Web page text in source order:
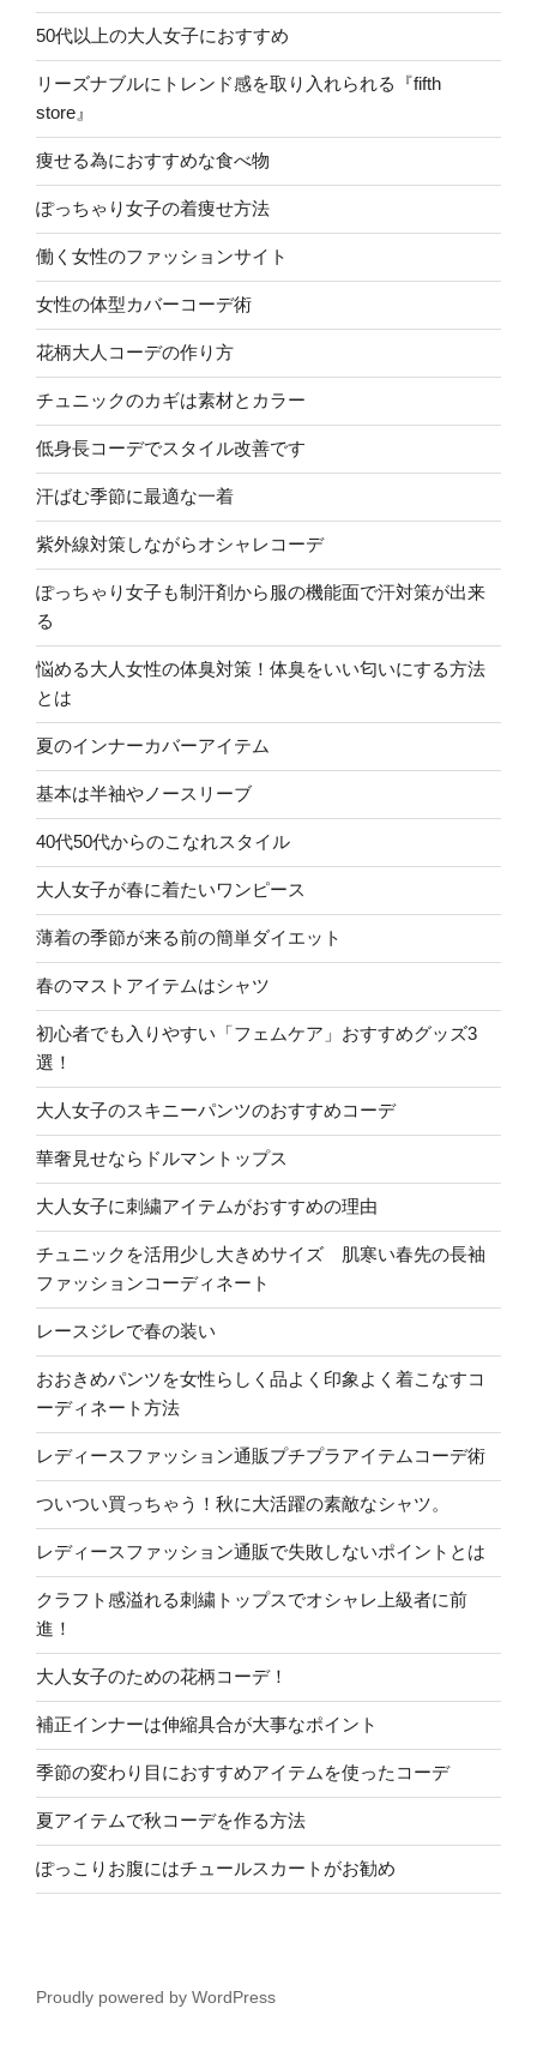
50代以上の大人女子におすすめ
リーズナブルにトレンド感を取り入れられる『fifth
store』
痩せる為におすすめな食べ物
ぽっちゃり女子の着痩せ方法
働く女性のファッションサイト
女性の体型カバーコーデ術
花柄大人コーデの作り方
チュニックのカギは素材とカラー
低身長コーデでスタイル改善です
汗ばむ季節に最適な一着
紫外線対策しながらオシャレコーデ
ぽっちゃり女子も制汗剤から服の機能面で汗対策が出来
る
悩める大人女性の体臭対策！体臭をいい匂いにする方法
とは
夏のインナーカバーアイテム
基本は半袖やノースリーブ
40代50代からのこなれスタイル
大人女子が春に着たいワンピース
薄着の季節が来る前の簡単ダイエット
春のマストアイテムはシャツ
初心者でも入りやすい「フェムケア」おすすめグッズ3
選！
大人女子のスキニーパンツのおすすめコーデ
華奢見せならドルマントップス
大人女子に刺繍アイテムがおすすめの理由
チュニックを活用少し大きめサイズ 肌寒い春先の長袖
ファッションコーディネート
レースジレで春の装い
おおきめパンツを女性らしく品よく印象よく着こなすコ
ーディネート方法
レディースファッション通販プチプラアイテムコーデ術
ついつい買っちゃう！秋に大活躍の素敵なシャツ。
レディースファッション通販で失敗しないポイントとは
クラフト感溢れる刺繍トップスでオシャレ上級者に前
進！
大人女子のための花柄コーデ！
補正インナーは伸縮具合が大事なポイント
季節の変わり目におすすめアイテムを使ったコーデ
夏アイテムで秋コーデを作る方法
ぽっこりお腹にはチュールスカートがお勧め
Proudly powered by WordPress